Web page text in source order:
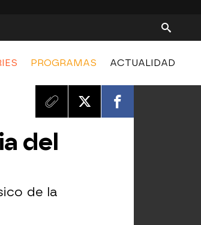
PROGRAMAS ACTUALIDAD
del
de la